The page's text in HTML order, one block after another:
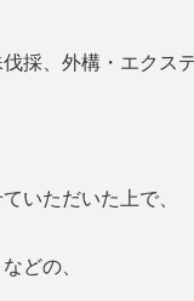
採、外構・エク
いただいた上で、
どの、